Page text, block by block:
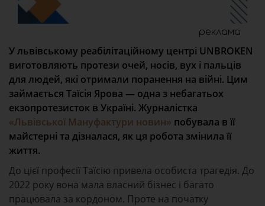
реклама
У львівському реабілітаційному центрі UNBROKEN
виготовляють протези очей, носів, вух і пальців
для людей, які отримали поранення на війні. Цим
займається Таїсія Ярова — одна з небагатьох
екзопротезисток в Україні. Журналістка
«Львівської Мануфактури новин» побувала в її
майстерні та дізналася, як ця робота змінила її
життя.
До цієї професії Таїсію привела особиста трагедія. До
2022 року вона мала власний бізнес і багато
працювала за кордоном. Проте на початку